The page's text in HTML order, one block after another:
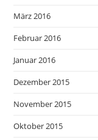
März 2016
Februar 2016
Januar 2016
Dezember 2015
November 2015
Oktober 2015